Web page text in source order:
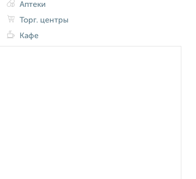
Аптеки
Торг. центры
Кафе